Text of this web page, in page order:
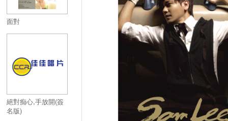
面對
絕對痴心,手放開(簽
名版)